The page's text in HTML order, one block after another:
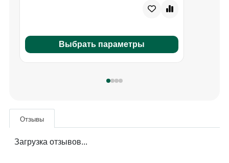
Выбрать параметры
Отзывы
Загрузка отзывов...